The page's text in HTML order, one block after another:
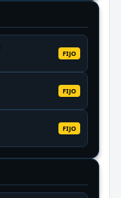
FIJO
FIJO
FIJO